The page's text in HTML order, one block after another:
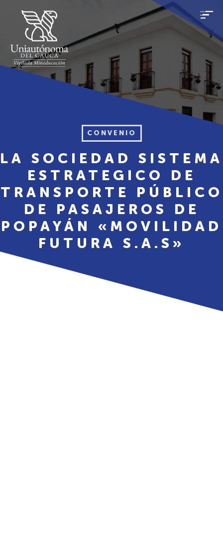
CONVENIO
LA SOCIEDAD SISTEMA
ESTRATEGICO DE
TRANSPORTE PÚBLICO
DE PASAJEROS DE
POPAYÁN «MOVILIDAD
FUTURA S.A.S»